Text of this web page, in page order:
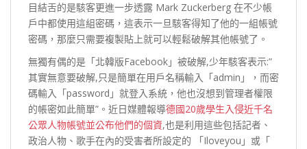
目結舌的是駭客更進一步透露 Mark Zuckerberg 在不少帳
戶中都使用這組密碼，這表示一旦駭客得知了他的一組帳號
密碼，那麼只需要複製貼上就可以輕鬆破解其他帳號了。
無獨有偶的是「北韓版Facebook」被破解,少年駭客表示:”
其實無意要破解,只是簡單在用戶名稱輸入「admin」，而密
碼輸入「password」就登入系統，他也沒想到管理者權限
的帳密如此簡單”。近日媒體報導德國20歲學生入侵近千名
公眾人物帳號並公布他們的個資,也是利用這些包括記者、
政治人物、歌手在內的受害者所設定的 「Iloveyou」或「